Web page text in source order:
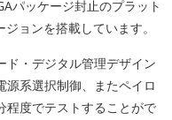
パッケージ封止のプラット
ョンを搭載しています。
ド・デジタル管理デザイン
源系選択制御、またペイロ
程度でテストすることがで